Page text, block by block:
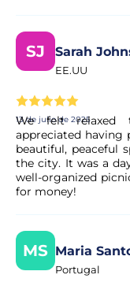
SJ Sarah
EE.UU
13 de julio de 2025
We felt relaxed
appreciated having
beautiful, peaceful
the city. It was a
well-organized
for money!
MS Maria
Portugal